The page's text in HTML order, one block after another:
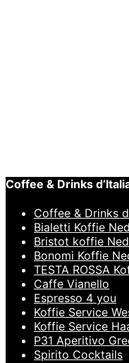
Coffee & Drinks
Coffee & Drinks
Bialetti Koffie
Bristot koffie
Bonomi Koffie
TESTA ROSSA
Caffe Vianello
Espresso 4 you
Koffie Service
Koffie Service
P31 Aperitivo
Spirito Cocktails